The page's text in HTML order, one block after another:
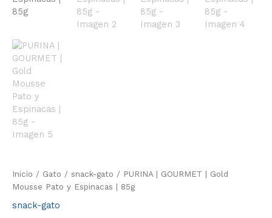
Inicio / Gato / snack-gato / PURINA | GOURMET | Gold
Mousse Pato y Espinacas | 85g
snack-gato
|
cantidad